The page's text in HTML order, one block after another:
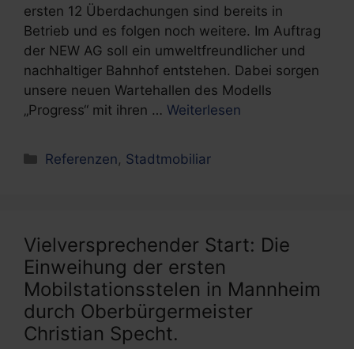
ersten 12 Überdachungen sind bereits in
Betrieb und es folgen noch weitere. Im Auftrag
der NEW AG soll ein umweltfreundlicher und
nachhaltiger Bahnhof entstehen. Dabei sorgen
unsere neuen Wartehallen des Modells
„Progress“ mit ihren … Weiterlesen
Kategorien
Referenzen, Stadtmobiliar
Vielversprechender Start: Die
Einweihung der ersten
Mobilstationsstelen in Mannheim
durch Oberbürgermeister
Christian Specht.